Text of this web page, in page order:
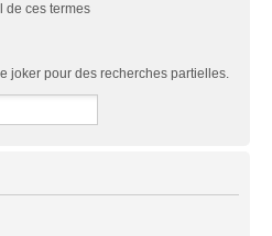
de ces termes
joker pour des recherches partielles.